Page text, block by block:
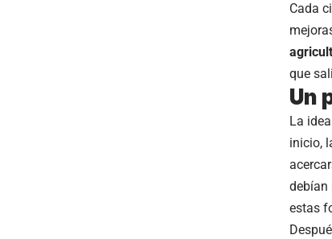
Cada
que
Un
La
inicio,
debían
estas